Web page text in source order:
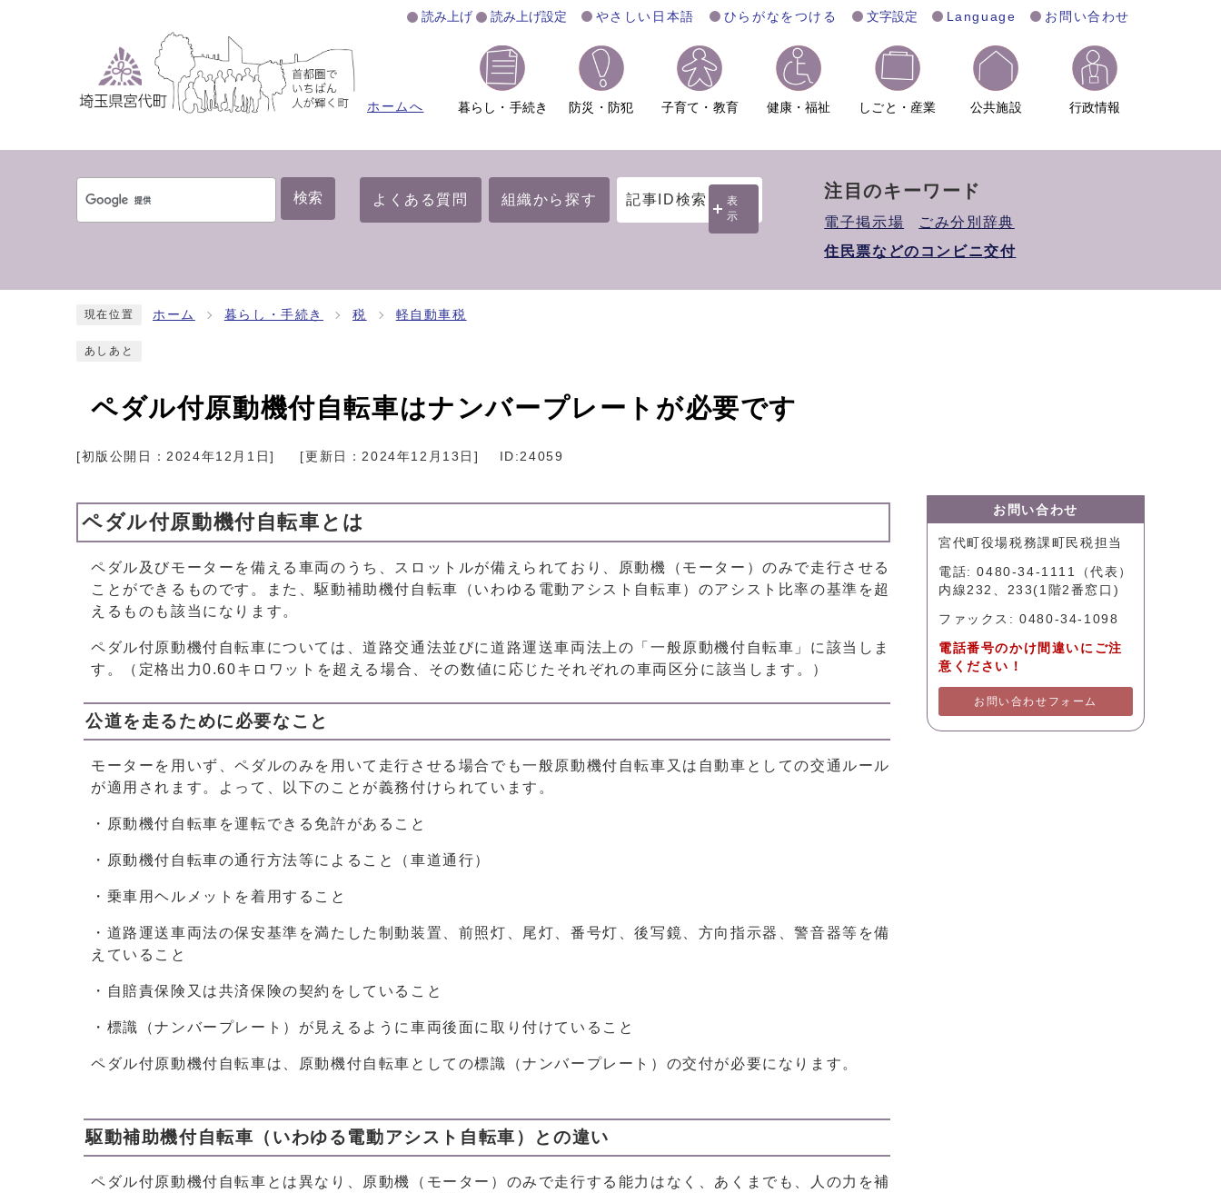
読み上げ 読み上げ設定 やさしい日本語 ひらがなをつける 文字設定 Language お問い合わせ
ホームへ 暮らし・手続き 防災・防犯 子育て・教育 健康・福祉 しごと・産業 公共施設 行政情報
検索 よくある質問 組織から探す 記事ID検索
表
示
注目のキーワード
電子掲示場
ごみ分別辞典
住民票などのコンビニ交付
現在位置 ホーム 暮らし・手続き 税 軽自動車税
あしあと
ペダル付原動機付自転車はナンバープレートが必要です
[初版公開日：2024年12月1日] [更新日：2024年12月13日] ID:24059
ペダル付原動機付自転車とは
ペダル及びモーターを備える車両のうち、スロットルが備えられており、原動機（モーター）のみで走行させる
ことができるものです。また、駆動補助機付自転車（いわゆる電動アシスト自転車）のアシスト比率の基準を超
えるものも該当になります。
ペダル付原動機付自転車については、道路交通法並びに道路運送車両法上の「一般原動機付自転車」に該当しま
す。（定格出力0.60キロワットを超える場合、その数値に応じたそれぞれの車両区分に該当します。）
公道を走るために必要なこと
モーターを用いず、ペダルのみを用いて走行させる場合でも一般原動機付自転車又は自動車としての交通ルール
が適用されます。よって、以下のことが義務付けられています。
・原動機付自転車を運転できる免許があること
・原動機付自転車の通行方法等によること（車道通行）
・乗車用ヘルメットを着用すること
・道路運送車両法の保安基準を満たした制動装置、前照灯、尾灯、番号灯、後写鏡、方向指示器、警音器等を備
えていること
・自賠責保険又は共済保険の契約をしていること
・標識（ナンバープレート）が見えるように車両後面に取り付けていること
ペダル付原動機付自転車は、原動機付自転車としての標識（ナンバープレート）の交付が必要になります。
駆動補助機付自転車（いわゆる電動アシスト自転車）との違い
ペダル付原動機付自転車とは異なり、原動機（モーター）のみで走行する能力はなく、あくまでも、人の力を補
お問い合わせ
宮代町役場税務課町民税担当
電話: 0480-34-1111（代表）
内線232、233(1階2番窓口)
ファックス: 0480-34-1098
電話番号のかけ間違いにご注
意ください！
お問い合わせフォーム